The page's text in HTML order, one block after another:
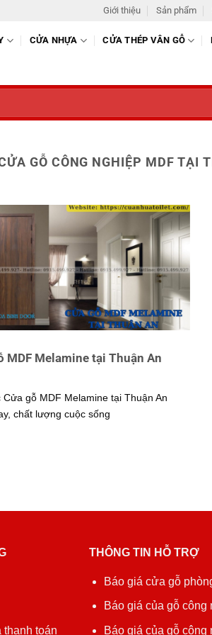
Giới thiệu Sản phẩm
CỬA NHỰA CỬA THÉP VÂN GỖ
GỖ CÔNG NGHIỆP MDF TẠI
MDF Melamine tại Thuận An
Cửa gỗ MDF Melamine tại Thuận An
chất lượng cuộc sống
thanh toán
THÔNG TIN HỖ TRỢ
Báo giá cửa gỗ
Báo giá của gỗ công
Báo giá của gỗ công